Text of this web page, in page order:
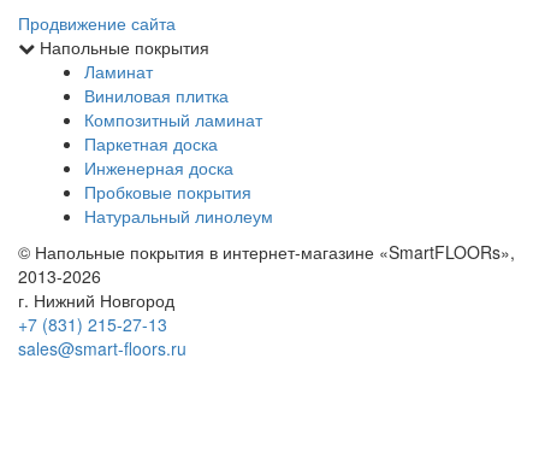
Продвижение сайта
Напольные покрытия
Ламинат
Виниловая плитка
Композитный ламинат
Паркетная доска
Инженерная доска
Пробковые покрытия
Натуральный линолеум
© Напольные покрытия в интернет-магазине «SmartFLOORs»,
2013-2026
г. Нижний Новгород
+7 (831) 215-27-13
sales@smart-floors.ru